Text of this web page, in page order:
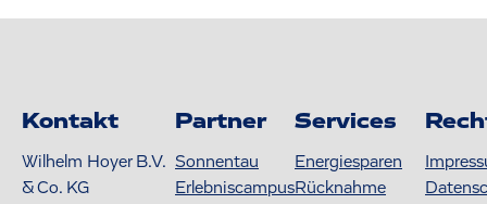
Kontakt
Wilhelm Hoyer B.V.
& Co. KG
Partner
Sonnentau
Erlebniscampus
Services
Energiesparen
Rücknahme